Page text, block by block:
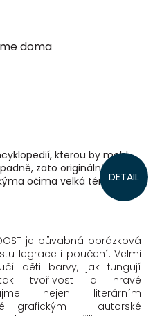
doma
DETAIL
kterou by mohl
zato originálně a s
očima velká témata o
je půvabná obrázková
legrace i poučení. Velmi
děti barvy, jak fungují
tvořivost a hravé
nejen literárním
grafickým - autorské